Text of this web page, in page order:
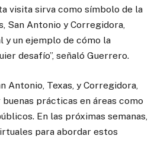
visita sirva como símbolo de la
San Antonio y Corregidora,
y un ejemplo de cómo la
desafío”, señaló Guerrero.
Antonio, Texas, y Corregidora,
prácticas en áreas como
En las próximas semanas,
para abordar estos